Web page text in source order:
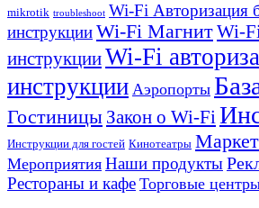
mikrotik troubleshoot Wi-Fi Авторизация
инструкцииWi-Fi МагнитWi-
инструкцииWi-Fi
инструкции Аэропорты
Гостиницы Закон о Wi-Fi
Инструкции для гостей Кинотеатры
Мероприятия Наши продукты
Рестораны и кафе Торговые